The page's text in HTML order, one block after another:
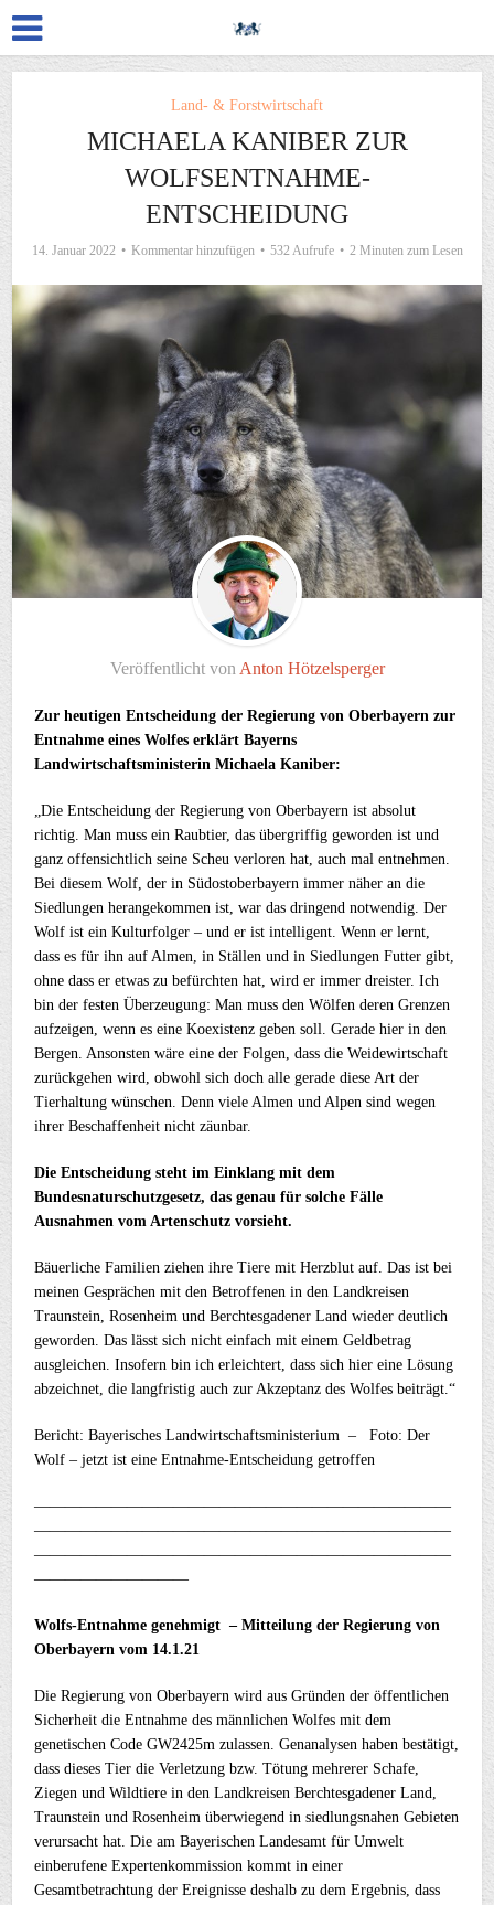
Land- & Forstwirtschaft
MICHAELA KANIBER ZUR
WOLFSENTNAHME-
ENTSCHEIDUNG
14. Januar 2022 Kommentar hinzufügen 532 Aufrufe 2 Minuten zum Lesen
Veröffentlicht von Anton Hötzelsperger
Zur heutigen Entscheidung der Regierung von Oberbayern zur
Entnahme eines Wolfes erklärt Bayerns
Landwirtschaftsministerin Michaela Kaniber:
„Die Entscheidung der Regierung von Oberbayern ist absolut
richtig. Man muss ein Raubtier, das übergriffig geworden ist und
ganz offensichtlich seine Scheu verloren hat, auch mal entnehmen.
Bei diesem Wolf, der in Südostoberbayern immer näher an die
Siedlungen herangekommen ist, war das dringend notwendig. Der
Wolf ist ein Kulturfolger – und er ist intelligent. Wenn er lernt,
dass es für ihn auf Almen, in Ställen und in Siedlungen Futter gibt,
ohne dass er etwas zu befürchten hat, wird er immer dreister. Ich
bin der festen Überzeugung: Man muss den Wölfen deren Grenzen
aufzeigen, wenn es eine Koexistenz geben soll. Gerade hier in den
Bergen. Ansonsten wäre eine der Folgen, dass die Weidewirtschaft
zurückgehen wird, obwohl sich doch alle gerade diese Art der
Tierhaltung wünschen. Denn viele Almen und Alpen sind wegen
ihrer Beschaffenheit nicht zäunbar.
Die Entscheidung steht im Einklang mit dem
Bundesnaturschutzgesetz, das genau für solche Fälle
Ausnahmen vom Artenschutz vorsieht.
Bäuerliche Familien ziehen ihre Tiere mit Herzblut auf. Das ist bei
meinen Gesprächen mit den Betroffenen in den Landkreisen
Traunstein, Rosenheim und Berchtesgadener Land wieder deutlich
geworden. Das lässt sich nicht einfach mit einem Geldbetrag
ausgleichen. Insofern bin ich erleichtert, dass sich hier eine Lösung
abzeichnet, die langfristig auch zur Akzeptanz des Wolfes beiträgt.“
Bericht: Bayerisches Landwirtschaftsministerium – Foto: Der
Wolf – jetzt ist eine Entnahme-Entscheidung getroffen
———————————————————————————
———————————————————————————
———————————————————————————
——————————
Wolfs-Entnahme genehmigt – Mitteilung der Regierung von
Oberbayern vom 14.1.21
Die Regierung von Oberbayern wird aus Gründen der öffentlichen
Sicherheit die Entnahme des männlichen Wolfes mit dem
genetischen Code GW2425m zulassen. Genanalysen haben bestätigt,
dass dieses Tier die Verletzung bzw. Tötung mehrerer Schafe,
Ziegen und Wildtiere in den Landkreisen Berchtesgadener Land,
Traunstein und Rosenheim überwiegend in siedlungsnahen Gebieten
verursacht hat. Die am Bayerischen Landesamt für Umwelt
einberufene Expertenkommission kommt in einer
Gesamtbetrachtung der Ereignisse deshalb zu dem Ergebnis, dass